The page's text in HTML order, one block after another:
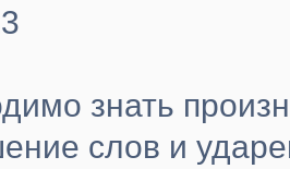
знать
слов и